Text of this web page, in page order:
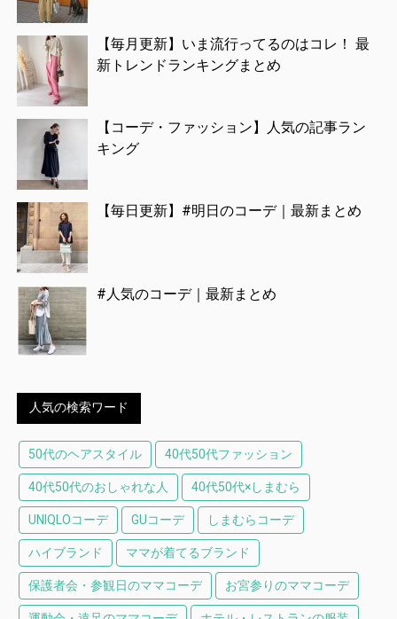
【毎月更新】いま流行ってるのはコレ！ 最
新トレンドランキングまとめ
【コーデ・ファッション】人気の記事ラン
キング
【毎日更新】#明日のコーデ｜最新まとめ
#人気のコーデ｜最新まとめ
人気の検索ワード
50代のヘアスタイル 40代50代ファッション
40代50代のおしゃれな人 40代50代×しまむら
UNIQLOコーデ GUコーデ しまむらコーデ
ハイブランド ママが着てるブランド
保護者会・参観日のママコーデ お宮参りのママコーデ